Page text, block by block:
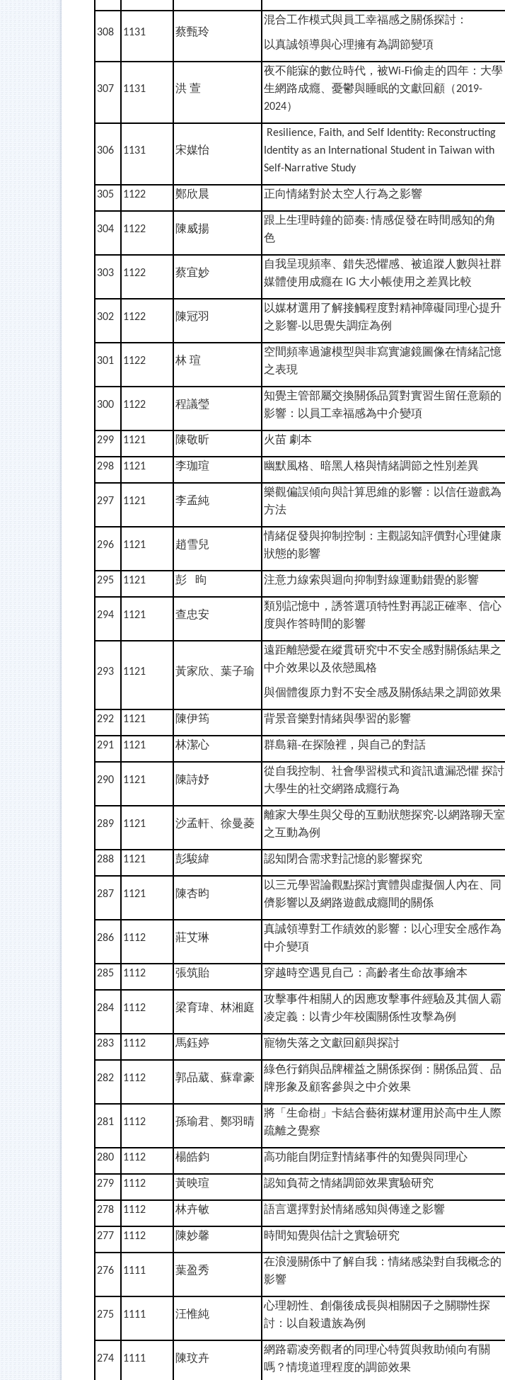
308 1131 蔡甄玲
混合工作模式與員工幸福感之關係探討：
以真誠領導與心理擁有為調節變項
307 1131 洪 萱
夜不能寐的數位時代，被Wi-Fi偷走的四年：大學
生網路成癮、憂鬱與睡眠的文獻回顧（2019-
2024）
306 1131 宋媒怡
Resilience, Faith, and Self Identity: Reconstructing
Identity as an International Student in Taiwan with
Self-Narrative Study
305 1122 鄭欣晨 正向情緒對於太空人行為之影響
304 1122 陳威揚
跟上生理時鐘的節奏:情感促發在時間感知的角
色
303 1122 蔡宜妙
自我呈現頻率、錯失恐懼感、被追蹤人數與社群
媒體使用成癮在 IG 大小帳使用之差異比較
302 1122 陳冠羽
以媒材選用了解接觸程度對精神障礙同理心提升
之影響-以思覺失調症為例
301 1122 林 瑄
空間頻率過濾模型與非寫實濾鏡圖像在情緒記憶
之表現
300 1122 程議瑩
知覺主管部屬交換關係品質對實習生留任意願的
影響：以員工幸福感為中介變項
299 1121 陳敬昕 火苗 劇本
298 1121 李珈瑄 幽默風格、暗黑人格與情緒調節之性別差異
297 1121 李孟純
樂觀偏誤傾向與計算思維的影響：以信任遊戲為
方法
296 1121 趙雪兒
情緒促發與抑制控制：主觀認知評價對心理健康
狀態的影響
295 1121 彭 昫 注意力線索與迴向抑制對線運動錯覺的影響
294 1121 查忠安
類別記憶中，誘答選項特性對再認正確率、信心
度與作答時間的影響
293 1121 黃家欣、葉子瑜
遠距離戀愛在縱貫研究中不安全感對關係結果之
中介效果以及依戀風格
與個體復原力對不安全感及關係結果之調節效果
292 1121 陳伊筠 背景音樂對情緒與學習的影響
291 1121 林潔心 群島籍-在探險裡，與自己的對話
290 1121 陳詩妤
從自我控制、社會學習模式和資訊遺漏恐懼 探討
大學生的社交網路成癮行為
289 1121 沙孟軒、徐曼菱
離家大學生與父母的互動狀態探究-以網路聊天室
之互動為例
288 1121 彭駿緯 認知閉合需求對記憶的影響探究
287 1121 陳杏昀
以三元學習論觀點探討實體與虛擬個人內在、同
儕影響以及網路遊戲成癮間的關係
286 1112 莊艾琳
真誠領導對工作績效的影響：以心理安全感作為
中介變項
285 1112 張筑貽 穿越時空遇見自己：高齡者生命故事繪本
284 1112 梁育瑋、林湘庭
攻擊事件相關人的因應攻擊事件經驗及其個人霸
凌定義：以青少年校園關係性攻擊為例
283 1112 馬鈺婷 寵物失落之文獻回顧與探討
282 1112 郭品葳、蘇韋豪
綠色行銷與品牌權益之關係探倒：關係品質、品
牌形象及顧客參與之中介效果
281 1112 孫瑜君、鄭羽晴
將「生命樹」卡結合藝術媒材運用於高中生人際
疏離之覺察
280 1112 楊皓鈞 高功能自閉症對情緒事件的知覺與同理心
279 1112 黃映瑄 認知負荷之情緒調節效果實驗研究
278 1112 林卉敏 語言選擇對於情緒感知與傳達之影響
277 1112 陳妙馨 時間知覺與估計之實驗研究
276 1111 葉盈秀
在浪漫關係中了解自我：情緒感染對自我概念的
影響
275 1111 汪惟純
心理韌性、創傷後成長與相關因子之關聯性探
討：以自殺遺族為例
274 1111 陳玟卉
網路霸凌旁觀者的同理心特質與救助傾向有關
嗎？情境道理程度的調節效果